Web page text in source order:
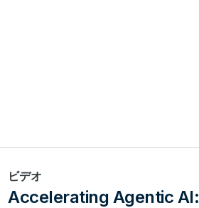
ビデオ
Accelerating Agentic AI: